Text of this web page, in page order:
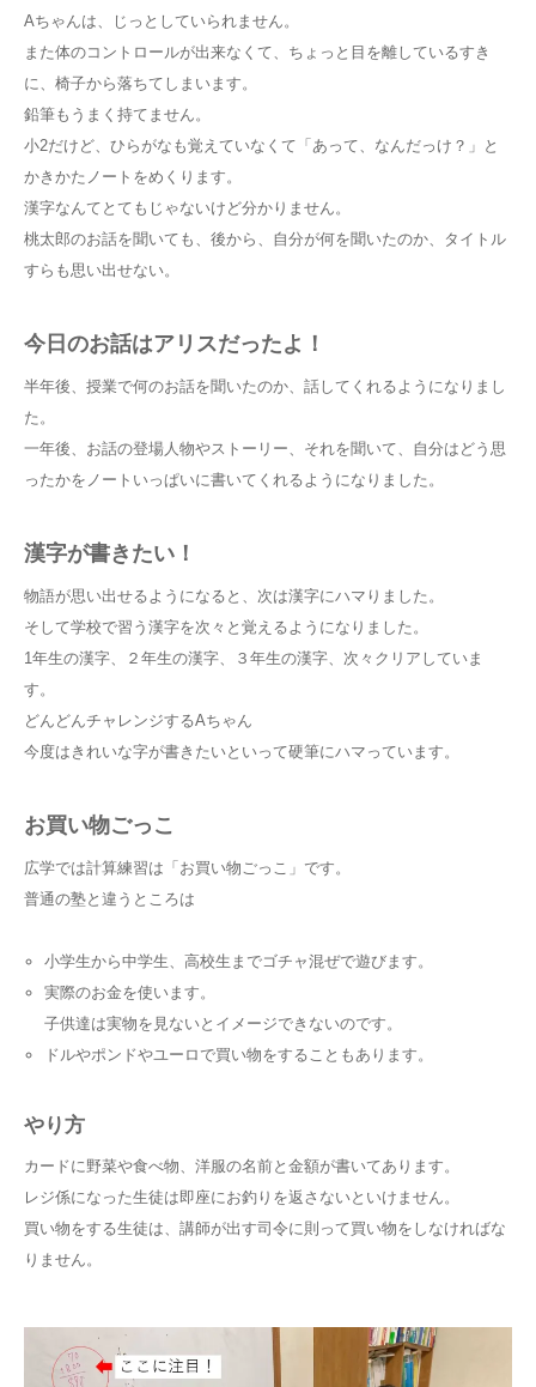
Aちゃんは、じっとしていられません。
また体のコントロールが出来なくて、ちょっと目を離しているすき
に、椅子から落ちてしまいます。
鉛筆もうまく持てません。
小2だけど、ひらがなも覚えていなくて「あって、なんだっけ？」と
かきかたノートをめくります。
漢字なんてとてもじゃないけど分かりません。
桃太郎のお話を聞いても、後から、自分が何を聞いたのか、タイトル
すらも思い出せない。
今日のお話はアリスだったよ！
半年後、授業で何のお話を聞いたのか、話してくれるようになりまし
た。
一年後、お話の登場人物やストーリー、それを聞いて、自分はどう思
ったかをノートいっぱいに書いてくれるようになりました。
漢字が書きたい！
物語が思い出せるようになると、次は漢字にハマりました。
そして学校で習う漢字を次々と覚えるようになりました。
1年生の漢字、２年生の漢字、３年生の漢字、次々クリアしていま
す。
どんどんチャレンジするAちゃん
今度はきれいな字が書きたいといって硬筆にハマっています。
お買い物ごっこ
広学では計算練習は「お買い物ごっこ」です。
普通の塾と違うところは
小学生から中学生、高校生までゴチャ混ぜで遊びます。
実際のお金を使います。
子供達は実物を見ないとイメージできないのです。
ドルやポンドやユーロで買い物をすることもあります。
やり方
カードに野菜や食べ物、洋服の名前と金額が書いてあります。
レジ係になった生徒は即座にお釣りを返さないといけません。
買い物をする生徒は、講師が出す司令に則って買い物をしなければな
りません。